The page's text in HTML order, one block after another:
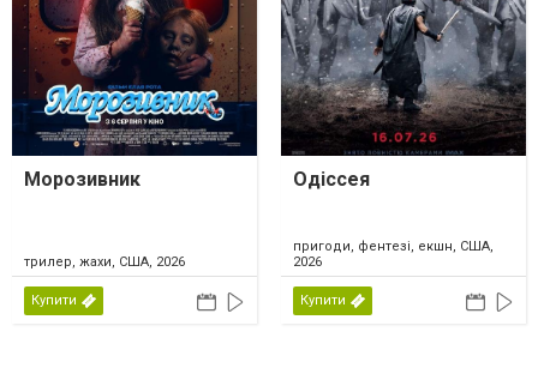
Морозивник
трилер, жахи, США, 2026
Купити
Одіссея
пригоди, фентезі, екшн, США,
2026
Купити